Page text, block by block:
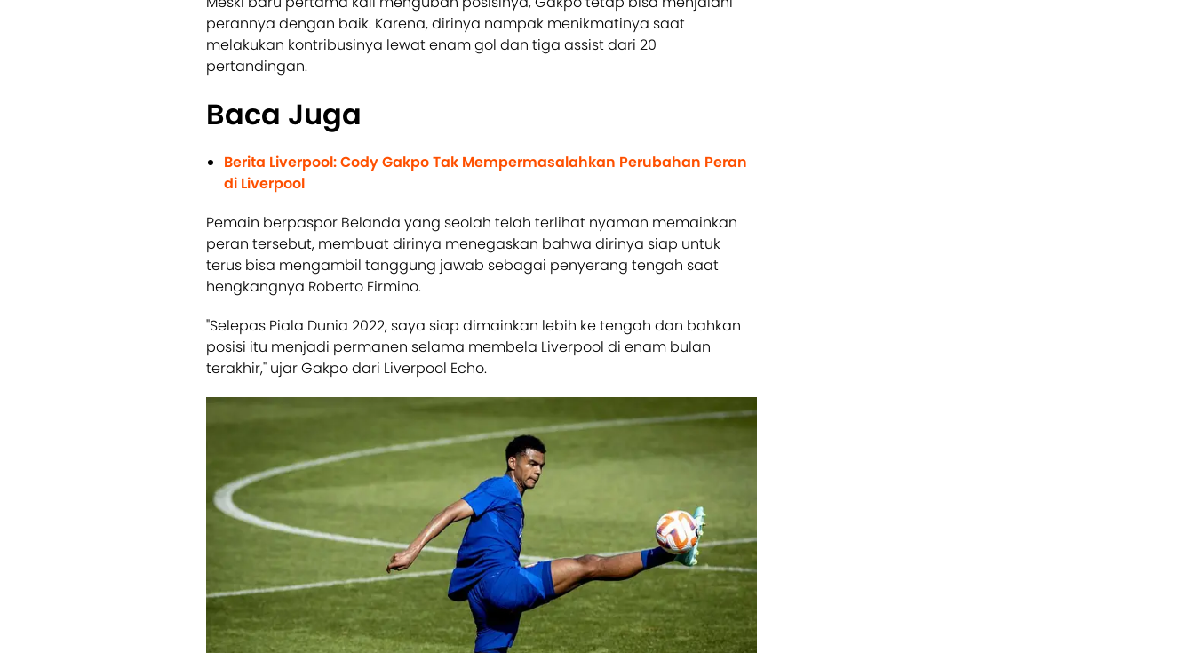
perannya dengan baik. Karena, dirinya nampak menikmatinya saat
melakukan kontribusinya lewat enam gol dan tiga assist dari 20
pertandingan.
Baca Juga
Berita Liverpool: Cody Gakpo Tak Mempermasalahkan Perubahan Peran
di Liverpool
Pemain berpaspor Belanda yang seolah telah terlihat nyaman memainkan
peran tersebut, membuat dirinya menegaskan bahwa dirinya siap untuk
terus bisa mengambil tanggung jawab sebagai penyerang tengah saat
hengkangnya Roberto Firmino.
"Selepas Piala Dunia 2022, saya siap dimainkan lebih ke tengah dan bahkan
posisi itu menjadi permanen selama membela Liverpool di enam bulan
terakhir," ujar Gakpo dari Liverpool Echo.